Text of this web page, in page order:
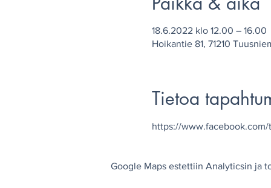
18.6.2022 klo 12.00 – 16.00
Hoikantie 81, 71210
Tietoa
https://
Google Maps estettiin Analyticsin ja